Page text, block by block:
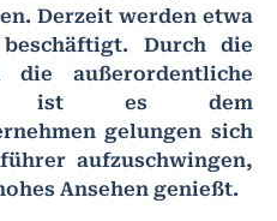
Derzeit werden etwa
Durch die
die außerordentliche
ist es dem
gelungen sich
aufzuschwingen,
Ansehen genießt.